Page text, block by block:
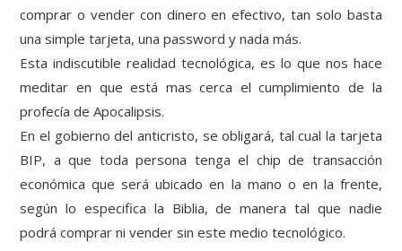
comprar o vender con dinero en efectivo, tan solo basta
una simple tarjeta, una password y nada más.
Esta indiscutible realidad tecnológica, es lo que nos hace
meditar en que está mas cerca el cumplimiento de la
profecía de Apocalipsis.
En el gobierno del anticristo, se obligará, tal cual la tarjeta
BIP, a que toda persona tenga el chip de transacción
económica que será ubicado en la mano o en la frente,
según lo especifica la Biblia, de manera tal que nadie
podrá comprar ni vender sin este medio tecnológico.